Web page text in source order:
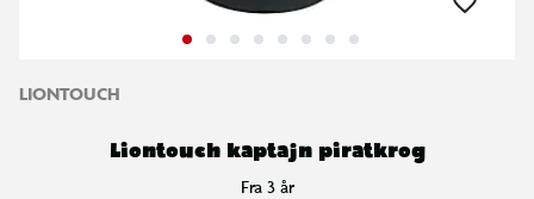
LIONTOUCH
Liontouch kaptajn piratkrog
Fra 3 år